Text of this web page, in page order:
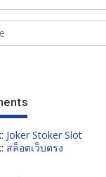
Joker Stoker Slot
สล็อตเว็บตรง